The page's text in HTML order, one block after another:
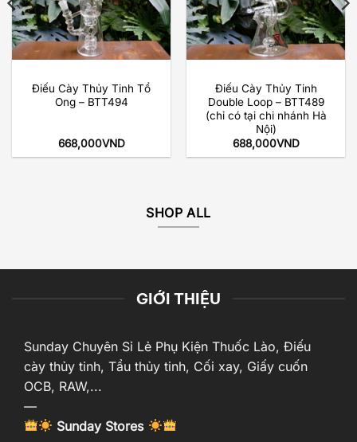
Điếu Cày Thủy Tinh Tổ
Ong – BTT494
668,000VND
Điếu Cày Thủy Tinh
Double Loop – BTT489
(chỉ có tại chi nhánh Hà
Nội)
688,000VND
SHOP ALL
GIỚI THIỆU
Sunday Chuyên Sỉ Lẻ Phụ Kiện Thuốc Lào, Điếu
cày thủy tinh, Tẩu thủy tinh, Cối xay, Giấy cuốn
OCB, RAW,...
—
Sunday Stores